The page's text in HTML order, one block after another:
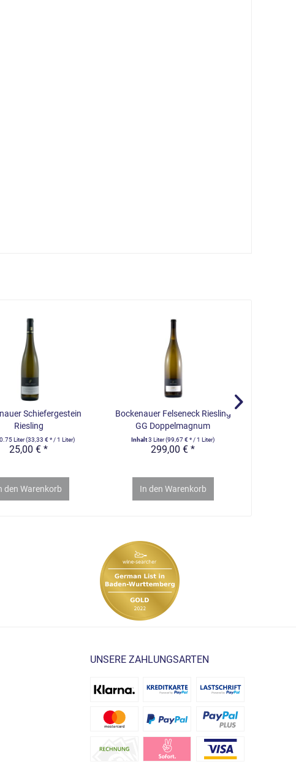
Schiefergestein
Riesling
0.75 Liter(33,33 € * / 1 Liter)
25,00 € *
den Warenkorb
Bockenauer Felseneck Riesling
GG Doppelmagnum
Inhalt3 Liter(99,67 € * / 1 Liter)
299,00 € *
In den Warenkorb
UNSERE ZAHLUNGSARTEN